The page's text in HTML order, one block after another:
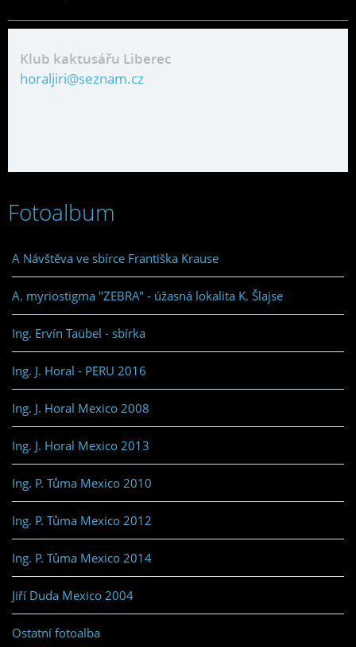
Klub kaktusářu Liberec
horaljiri@seznam.cz
Fotoalbum
A Návštěva ve sbírce Františka Krause
A. myriostigma "ZEBRA" - úžasná lokalita K. Šlajse
Ing. Ervín Taübel - sbírka
Ing. J. Horal - PERU 2016
Ing. J. Horal Mexico 2008
Ing. J. Horal Mexico 2013
Ing. P. Tůma Mexico 2010
Ing. P. Tůma Mexico 2012
Ing. P. Tůma Mexico 2014
Jiří Duda Mexico 2004
Ostatní fotoalba